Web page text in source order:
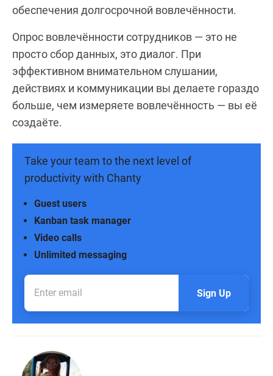
обеспечения долгосрочной вовлечённости.
Опрос вовлечённости сотрудников — это не
просто сбор данных, это диалог. При
эффективном внимательном слушании,
действиях и коммуникации вы делаете гораздо
больше, чем измеряете вовлечённость — вы её
создаёте.
Take your team to the next level of
productivity with Chanty
Unlimited messaging
Video calls
Kanban task manager
Guest users
Sign Up